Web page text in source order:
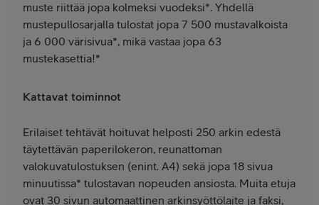
muste riittää jopa kolmeksi vuodeksi*. Yhdellä
mustepullosarjalla tulostat jopa 7 500 mustavalkoista
ja 6 000 värisivua*, mikä vastaa jopa 63
mustekasettia!*
Kattavat toiminnot
Erilaiset tehtävät hoituvat helposti 250 arkin edestä
täytettävän paperilokeron, reunattoman
valokuvatulostuksen (enint. A4) sekä jopa 18 sivua
minuutissa* tulostavan nopeuden ansiosta. Muita etuja
ovat 30 sivun automaattinen arkinsyöttölaite ja faksi,